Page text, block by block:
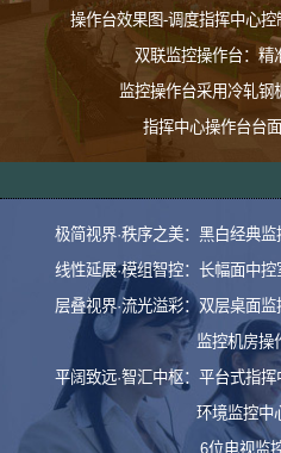
操作台效果图-调度指挥中心
双联监控操作台：精
监控操作台采用冷轧钢
指挥中心操作台台
极简视界·秩序之美：黑白经典
线性延展·模组智控：长幅面中
层叠视界·流光溢彩：双层桌面
监控机房操
平阔致远·智汇中枢：平台式指
环境监控中
6位电视监